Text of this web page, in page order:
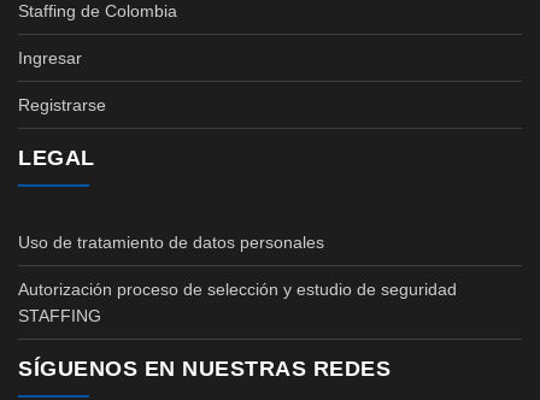
Staffing de Colombia
Ingresar
Registrarse
LEGAL
Uso de tratamiento de datos personales
Autorización proceso de selección y estudio de seguridad
STAFFING
SÍGUENOS EN NUESTRAS REDES